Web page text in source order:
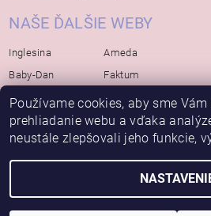
NAŠE ĎALŠIE WEBY
Inglesina
Baby-Dan
Rialto
Bébé-Jou
Avova
Ameda
Faktum
Koelstra
Bambino-Mio
2026 © Bábätko, všetky
Používame cookies, aby sme
prehliadanie webu a vďaka
neustále zlepšovali jeho funkcie,